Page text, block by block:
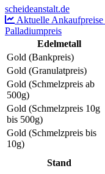
scheideanstalt.de
Aktuelle Ankaufpreise
Palladiumpreis
Edelmetall
Gold (Bankpreis)
Gold (Granulatpreis)
Gold (Schmelzpreis ab
500g)
Gold (Schmelzpreis 10g
bis 500g)
Gold (Schmelzpreis bis
10g)
Stand